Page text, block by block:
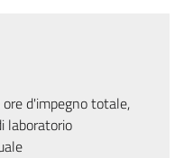
d'impegno totale,
laboratorio